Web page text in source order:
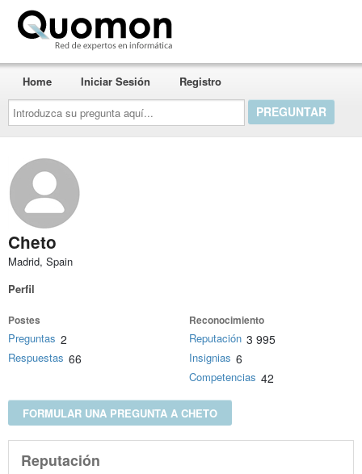
Introduzca
su
pregunta
aquí...
Home Iniciar Sesión Registro
Cheto
Madrid, Spain
Perfil
Postes
Preguntas 2
Respuestas 66
Reconocimiento
Reputación 3 995
Insignias 6
Competencias 42
FORMULAR UNA PREGUNTA A CHETO
Reputación